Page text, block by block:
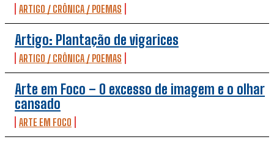
ARTIGO / CRÔNICA / POEMAS
Artigo: Plantação de vigarices
ARTIGO / CRÔNICA / POEMAS
Arte em Foco – O excesso de imagem e o olhar
cansado
ARTE EM FOCO